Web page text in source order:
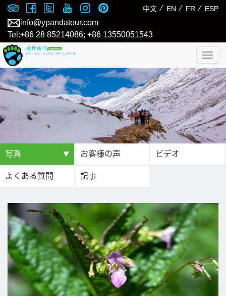
中文 ⁄ EN ⁄ FR ⁄ ESP
info@ypandatour.com
Tel:+86 28 85214086; +86 13550051543
写真 お客様の声 ビデオ
よくある質問 記事